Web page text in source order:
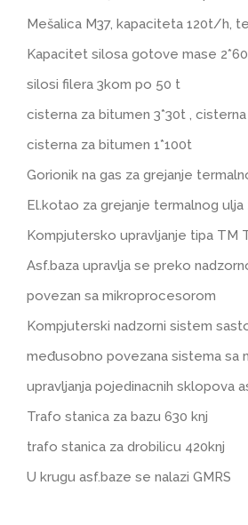
Mešalica M37, kapaciteta 120t/h,
Kapacitet silosa gotove mase
silosi filera 3kom po 50 t
cisterna za bitumen 3*30t ,
cisterna za bitumen 1*100t
Gorionik na gas za grejanje
El.kotao za grejanje termalnog ulja
Kompjutersko upravljanje tipa TM
Asf.baza upravlja se preko
povezan sa mikroprocesorom
Kompjuterski nadzorni sistem
međusobno povezana sistema sa
upravljanja pojedinacnih sklopova
Trafo stanica za bazu 630 knj
trafo stanica za drobilicu 420knj
U krugu asf.baze se nalazi GMRS